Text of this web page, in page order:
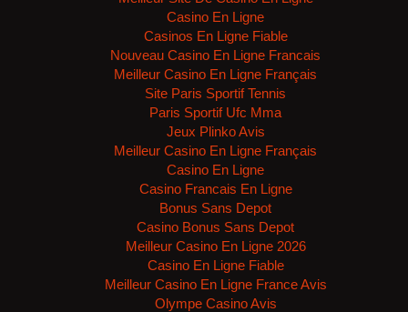
Casino En Ligne
Casinos En Ligne Fiable
Nouveau Casino En Ligne Francais
Meilleur Casino En Ligne Français
Site Paris Sportif Tennis
Paris Sportif Ufc Mma
Jeux Plinko Avis
Meilleur Casino En Ligne Français
Casino En Ligne
Casino Francais En Ligne
Bonus Sans Depot
Casino Bonus Sans Depot
Meilleur Casino En Ligne 2026
Casino En Ligne Fiable
Meilleur Casino En Ligne France Avis
Olympe Casino Avis